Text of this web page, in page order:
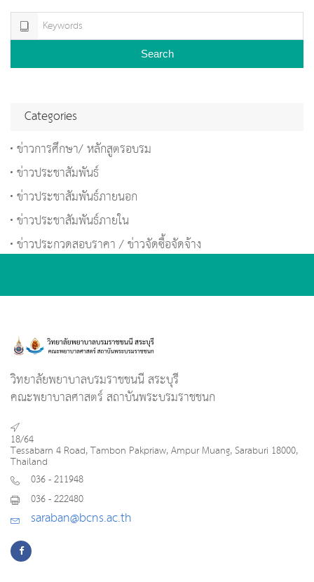
Search
Categories
ข่าวการศึกษา/ หลักสูตรอบรม
ข่าวประชาสัมพันธ์
ข่าวประชาสัมพันธ์ภายนอก
ข่าวประชาสัมพันธ์ภายใน
ข่าวประกวดสอบราคา / ข่าวจัดซื้อจัดจ้าง
วิทยาลัยพยาบาลบรมราชชนนี สระบุรี
คณะพยาบาลศาสตร์ สถาบันพระบรมราชชนก
18/64
Tessabarn 4 Road, Tambon Pakpriaw, Ampur Muang, Saraburi 18000,
Thailand
036 - 211948
036 - 222480
saraban@bcns.ac.th